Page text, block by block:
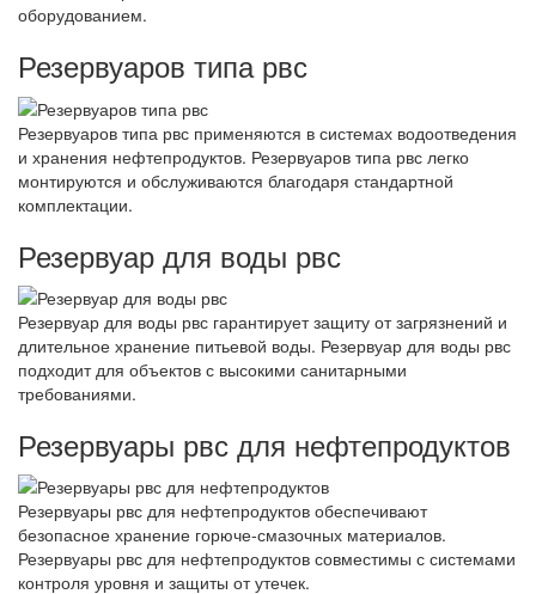
оборудованием.
Резервуаров типа рвс
Резервуаров типа рвс применяются в системах водоотведения
и хранения нефтепродуктов. Резервуаров типа рвс легко
монтируются и обслуживаются благодаря стандартной
комплектации.
Резервуар для воды рвс
Резервуар для воды рвс гарантирует защиту от загрязнений и
длительное хранение питьевой воды. Резервуар для воды рвс
подходит для объектов с высокими санитарными
требованиями.
Резервуары рвс для нефтепродуктов
Резервуары рвс для нефтепродуктов обеспечивают
безопасное хранение горюче-смазочных материалов.
Резервуары рвс для нефтепродуктов совместимы с системами
контроля уровня и защиты от утечек.